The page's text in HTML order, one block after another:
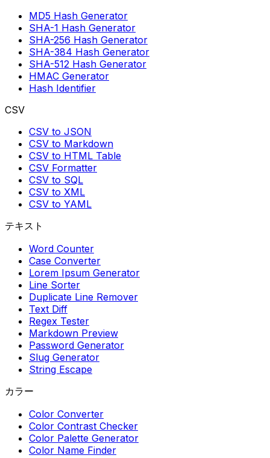
MD5 Hash Generator
SHA-1 Hash Generator
SHA-256 Hash Generator
SHA-384 Hash Generator
SHA-512 Hash Generator
HMAC Generator
Hash Identifier
CSV
CSV to JSON
CSV to Markdown
CSV to HTML Table
CSV Formatter
CSV to SQL
CSV to XML
CSV to YAML
テキスト
Word Counter
Case Converter
Lorem Ipsum Generator
Line Sorter
Duplicate Line Remover
Text Diff
Regex Tester
Markdown Preview
Password Generator
Slug Generator
String Escape
カラー
Color Converter
Color Contrast Checker
Color Palette Generator
Color Name Finder